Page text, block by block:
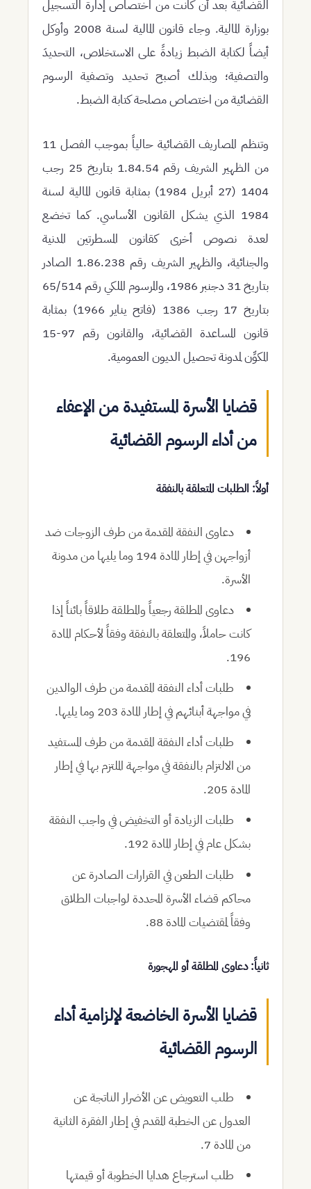
القضائية بعد أن كانت من اختصاص إدارة التسجيل
بوزارة المالية. وجاء قانون المالية لسنة 2008 وأوكل
أيضاً لكتابة الضبط زيادةً على الاستخلاص، التحديدَ
والتصفية؛ وبذلك أصبح تحديد وتصفية الرسوم
القضائية من اختصاص مصلحة كتابة الضبط.
وتنظم المصاريف القضائية حالياً بموجب الفصل 11
من الظهير الشريف رقم 1.84.54 بتاريخ 25 رجب
1404 (27 أبريل 1984) بمثابة قانون المالية لسنة
1984 الذي يشكل القانون الأساسي. كما تخضع
لعدة نصوص أخرى كقانون المسطرتين المدنية
والجنائية، والظهير الشريف رقم 1.86.238 الصادر
بتاريخ 31 دجنبر 1986، والمرسوم الملكي رقم 65/514
بتاريخ 17 رجب 1386 (فاتح يناير 1966) بمثابة
قانون المساعدة القضائية، والقانون رقم 97-15
المكوِّن لمدونة تحصيل الديون العمومية.
قضايا الأسرة المستفيدة من الإعفاء
من أداء الرسوم القضائية
أولاً: الطلبات المتعلقة بالنفقة
دعاوى النفقة المقدمة من طرف الزوجات ضد
أزواجهن في إطار المادة 194 وما يليها من مدونة
الأسرة.
دعاوى المطلقة رجعياً والمطلقة طلاقاً بائناً إذا
كانت حاملاً، والمتعلقة بالنفقة وفقاً لأحكام المادة
196.
طلبات أداء النفقة المقدمة من طرف الوالدين
في مواجهة أبنائهم في إطار المادة 203 وما يليها.
طلبات أداء النفقة المقدمة من طرف المستفيد
من الالتزام بالنفقة في مواجهة الملتزم بها في إطار
المادة 205.
طلبات الزيادة أو التخفيض في واجب النفقة
بشكل عام في إطار المادة 192.
طلبات الطعن في القرارات الصادرة عن
محاكم قضاء الأسرة المحددة لواجبات الطلاق
وفقاً لمقتضيات المادة 88.
ثانياً: دعاوى المطلقة أو المهجورة
قضايا الأسرة الخاضعة لإلزامية أداء
الرسوم القضائية
طلب التعويض عن الأضرار الناتجة عن
العدول عن الخطبة المقدم في إطار الفقرة الثانية
من المادة 7.
طلب استرجاع هدايا الخطوبة أو قيمتها